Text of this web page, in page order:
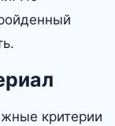
критерии